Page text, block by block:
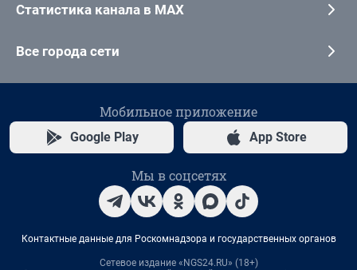
Статистика канала в MAX
Все города сети
Мобильное приложение
Google Play App Store
Мы в соцсетях
Контактные данные для Роскомнадзора и государственных органов
Сетевое издание «NGS24.RU» (18+)